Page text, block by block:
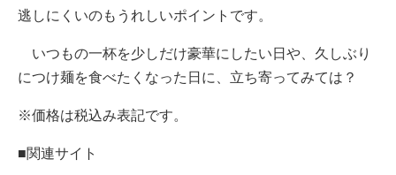
逃しにくいのもうれしいポイントです。
いつもの一杯を少しだけ豪華にしたい日や、久しぶり
につけ麺を食べたくなった日に、立ち寄ってみては？
※価格は税込み表記です。
■関連サイト